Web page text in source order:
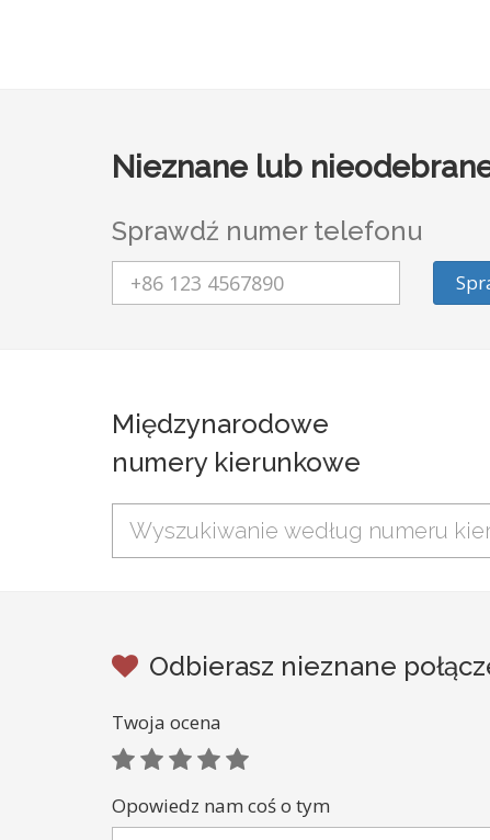
Nieznane lub
Sprawdź numer telefonu
Międzynarodowe
numery kierunkowe
Odbierasz nieznane
Twoja ocena
Opowiedz nam coś o tym